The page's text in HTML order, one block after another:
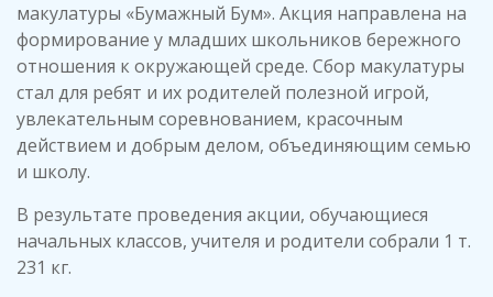
макулатуры «Бумажный Бум». Акция направлена на
формирование у младших школьников бережного
отношения к окружающей среде. Сбор макулатуры
стал для ребят и их родителей полезной игрой,
увлекательным соревнованием, красочным
действием и добрым делом, объединяющим семью
и школу.
В результате проведения акции, обучающиеся
начальных классов, учителя и родители собрали 1 т.
231 кг.